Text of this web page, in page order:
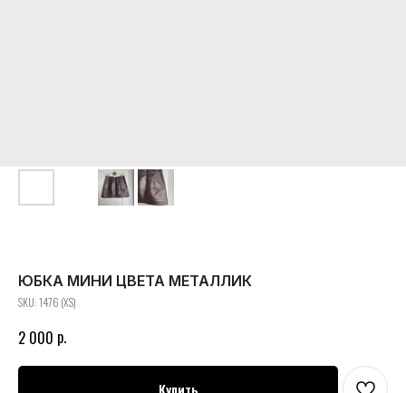
ЮБКА МИНИ ЦВЕТА МЕТАЛЛИК
SKU:1476 (XS)
2 000 р.
Купить